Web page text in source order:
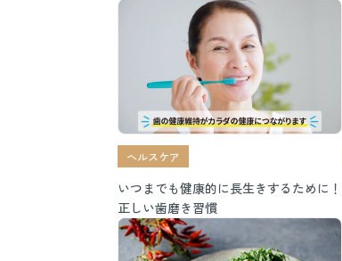
ヘルスケア
いつまでも健康的に長生きするために！
正しい歯磨き習慣